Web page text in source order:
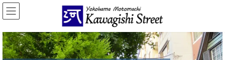
コ
ン
テ
ン
ツ
へ
ス
ナ
ビ
ゲ
ー
シ
ョ
ン